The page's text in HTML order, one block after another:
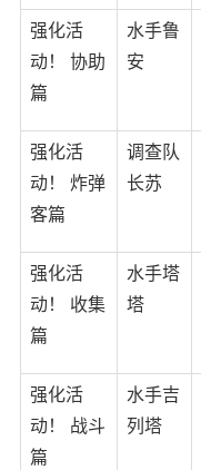
强化活
动！ 协助
篇
水手鲁
安
强化活
动！ 炸弹
客篇
调查队
长苏
强化活
动！ 收集
篇
水手塔
塔
强化活
动！ 战斗
篇
水手吉
列塔